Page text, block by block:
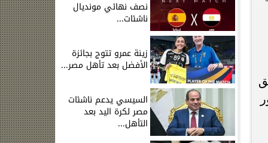
نصف نهائي مونديال
ناشئات...
زينة عمرو تتوج بجائزة
الأفضل بعد تأهل مصر...
السيسي يدعم ناشئات
مصر لكرة اليد بعد
التأهل...